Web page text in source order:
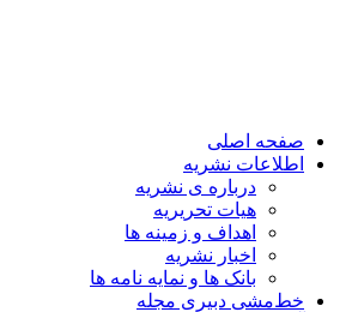
صفحه اصلی
اطلاعات نشریه
درباره ی نشریه
هیات تحریریه
اهداف و زمینه ها
اخبار نشریه
بانک ها و نمایه نامه ها
خط‌مشی دبیری مجله